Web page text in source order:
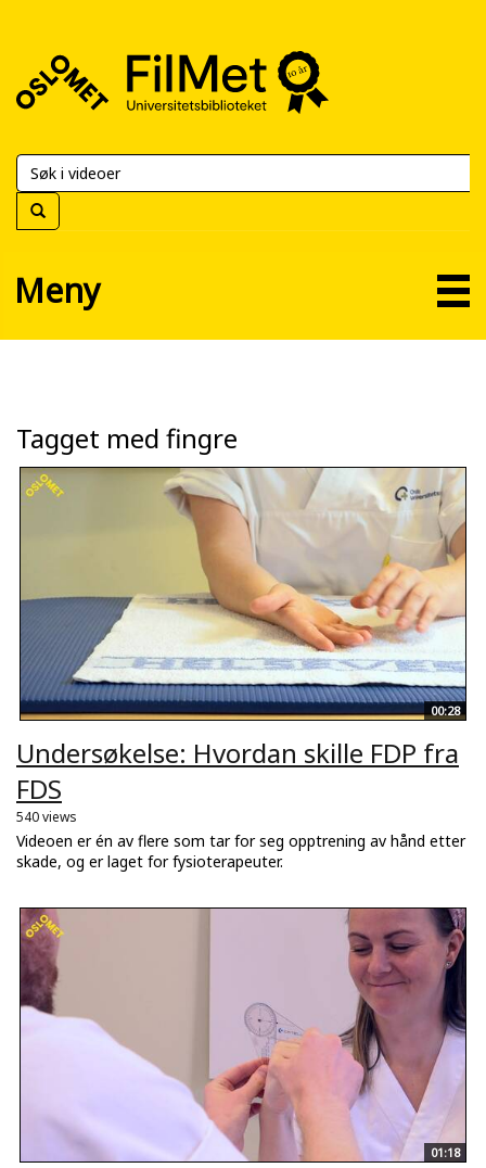
FilMet
Universitetsbiblioteket
Meny
Tagget med fingre
00:28
Undersøkelse: Hvordan skille FDP fra
FDS
540 views
Videoen er én av flere som tar for seg opptrening av hånd etter
skade, og er laget for fysioterapeuter.
01:18